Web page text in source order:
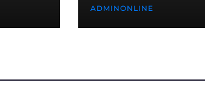
Sertifikasi
ADMINONLINE